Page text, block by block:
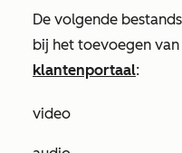
De volgende
bij het toevoegen
klantenportaal:
video